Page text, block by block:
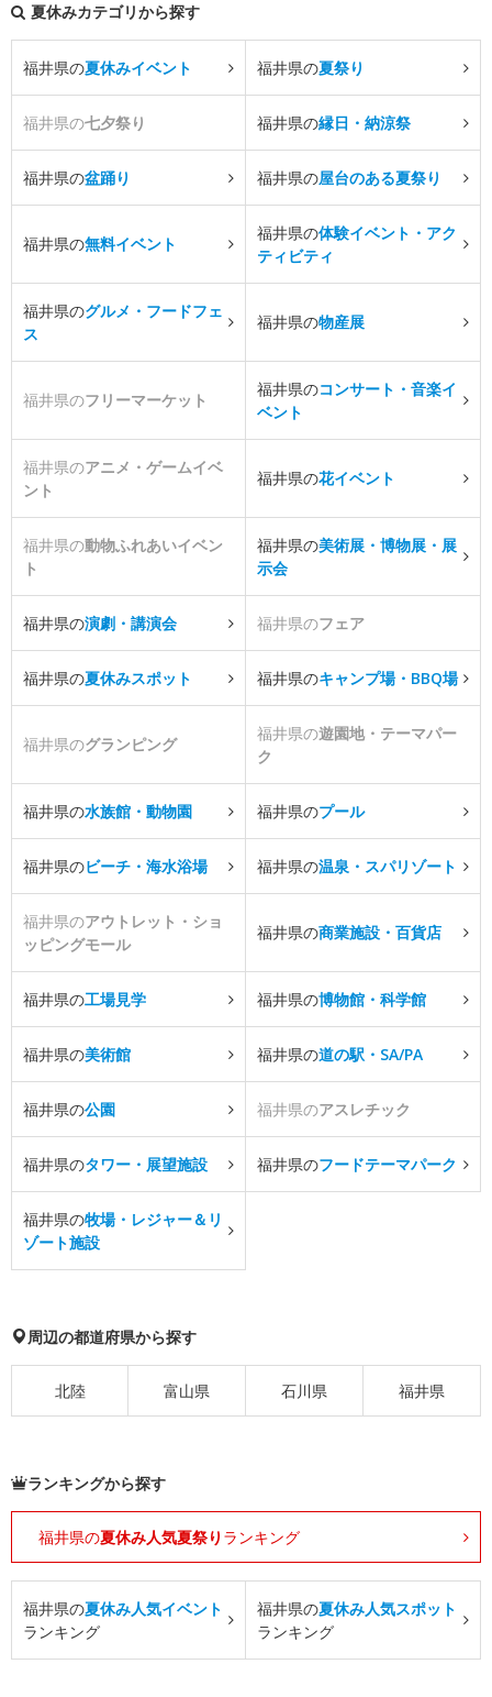
夏休みカテゴリから探す
福井県の夏休みイベント 福井県の夏祭り
福井県の七夕祭り 福井県の縁日・納涼祭
福井県の盆踊り 福井県の屋台のある夏祭り
福井県の無料イベント
福井県の体験イベント・アク
ティビティ
福井県のグルメ・フードフェ
ス
福井県の物産展
福井県のフリーマーケット
福井県のコンサート・音楽イ
ベント
福井県のアニメ・ゲームイベ
ント
福井県の花イベント
福井県の動物ふれあいイベン
ト
福井県の美術展・博物展・展
示会
福井県の演劇・講演会 福井県のフェア
福井県の夏休みスポット 福井県のキャンプ場・BBQ場
福井県のグランピング
福井県の遊園地・テーマパー
ク
福井県の水族館・動物園 福井県のプール
福井県のビーチ・海水浴場 福井県の温泉・スパリゾート
福井県のアウトレット・ショ
ッピングモール
福井県の商業施設・百貨店
福井県の工場見学 福井県の博物館・科学館
福井県の美術館 福井県の道の駅・SA/PA
福井県の公園 福井県のアスレチック
福井県のタワー・展望施設 福井県のフードテーマパーク
福井県の牧場・レジャー＆リ
ゾート施設
周辺の都道府県から探す
北陸 富山県 石川県 福井県
ランキングから探す
福井県の夏休み人気夏祭り ランキング
福井県の夏休み人気イベント
ランキング
福井県の夏休み人気スポット
ランキング